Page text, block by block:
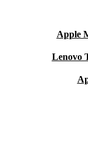
Apple
Lenovo